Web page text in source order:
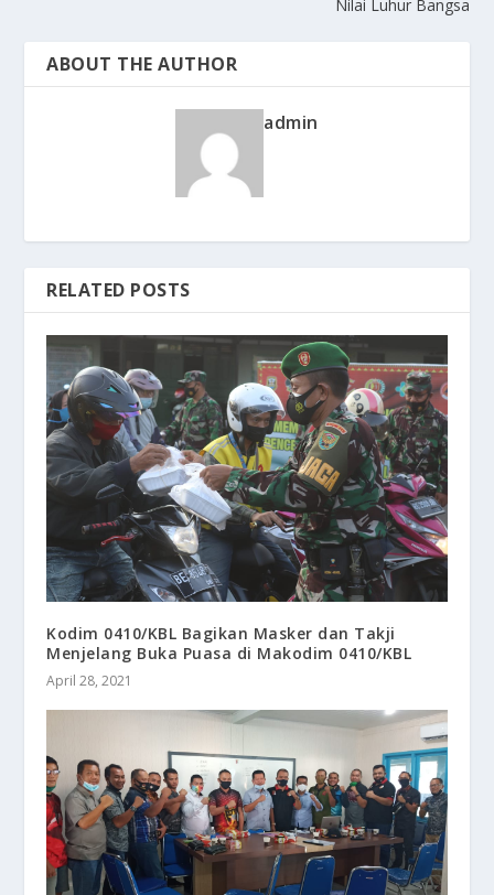
Nilai Luhur Bangsa
ABOUT THE AUTHOR
admin
RELATED POSTS
Kodim 0410/KBL Bagikan Masker dan Takji
Menjelang Buka Puasa di Makodim 0410/KBL
April 28, 2021